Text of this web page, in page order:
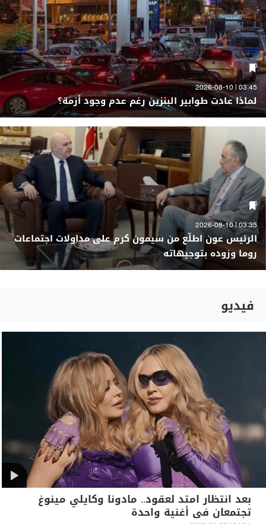
03:45 | 2026-08-10
لماذا عادت طوابير البنزين رغم عدم وجود أزمة؟
03:35 | 2026-08-10
الرئيس عون اطلّع من سيمون كرم على مداولات اجتماعات
روما وزوده بتوجيهاته
فيديو
بعد انتظار امتد لعقود.. مادونا وكايلي مينوغ
تجتمعان في أغنية واحدة